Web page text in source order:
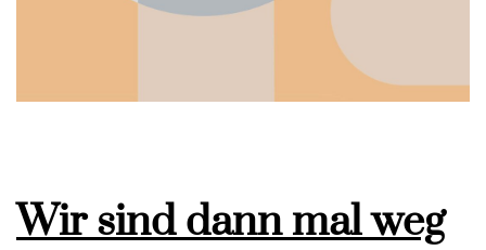
Wir sind dann mal weg